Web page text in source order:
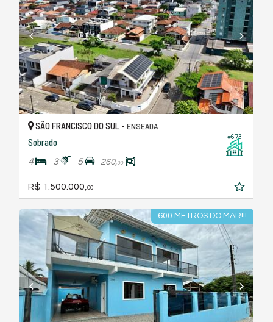
#673
SÃO FRANCISCO DO SUL - ENSEADA
Sobrado
4 3 5 260,00
R$ 1.500.000, 00
600 METROS DO MAR!!!